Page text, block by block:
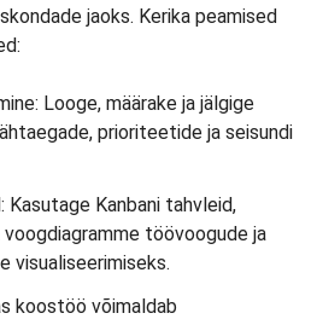
jaoks. Kerika peamised
Looge, määrake ja jälgige
prioriteetide ja seisundi
Kasutage Kanbani tahvleid,
töövoogude ja
visualiseerimiseks.
koostöö võimaldab